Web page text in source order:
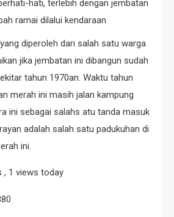
hati, terlebih dengan jembatan
ramai dilalui kendaraan
diperoleh dari salah satu warga
jika jembatan ini dibangun sudah
tahun 1970an. Waktu tahun
merah ini masih jalan kampung
ini sebagai salahs atu tanda masuk
adalah salah satu padukuhan di
ini.
, 1 views today